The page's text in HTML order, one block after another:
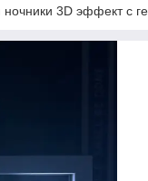
ночники 3D эффект с